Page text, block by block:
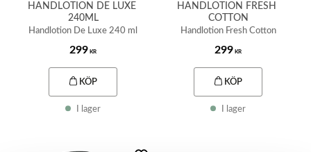
HANDLOTION DE LUXE
240ML
Handlotion De Luxe 240 ml
299 KR
I lager
KÖP
HANDLOTION FRESH
COTTON
Handlotion Fresh Cotton
299 KR
I lager
KÖP